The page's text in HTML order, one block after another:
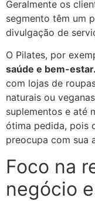
Geralmente os
segmento têm um
divulgação de
O Pilates, por
saúde e bem-estar.
com lojas de
naturais ou
suplementos e até
ótima pedida, pois
preocupa com sua
Foco na
negócio